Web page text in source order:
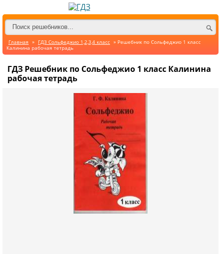
Главная » ГДЗ Сольфеджио 1,2,3,4 класс » Решебник по Сольфеджио 1 класс
Калинина рабочая тетрадь
ГДЗ Решебник по Сольфеджио 1 класс Калинина
рабочая тетрадь